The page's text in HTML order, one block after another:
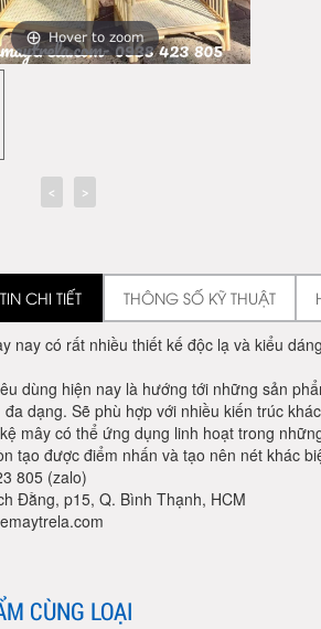
Hover to zoom
CHI TIẾT THÔNG SỐ KỸ THUẬT
nay có rất nhiều thiết kế độc lạ và kiểu
dùng hiện nay là hướng tới những sản
dạng. Sẽ phù hợp với nhiều kiến trúc
mây có thể ứng dụng linh hoạt trong
tạo được điểm nhấn và tạo nên nét khác
805 (zalo)
Đằng, p15, Q. Bình Thạnh, HCM
CÙNG LOẠI